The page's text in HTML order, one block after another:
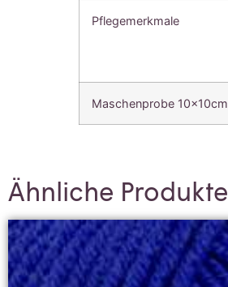
Pflegemerkmale
Maschenprobe 10x10cm
Ähnliche Produkte